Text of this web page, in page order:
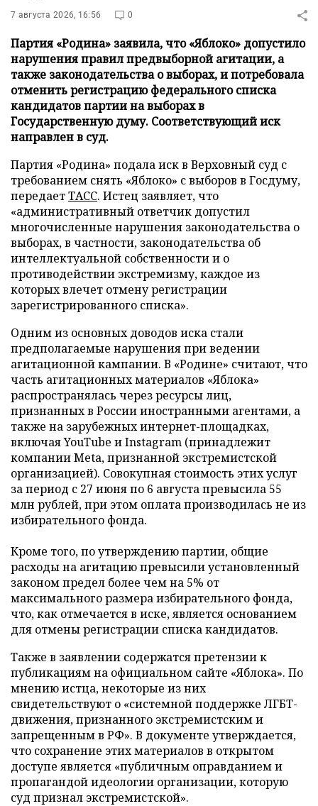
7 августа 2026, 16:56 0
Партия «Родина» заявила, что «Яблоко» допустило
нарушения правил предвыборной агитации, а
также законодательства о выборах, и потребовала
отменить регистрацию федерального списка
кандидатов партии на выборах в
Государственную думу. Соответствующий иск
направлен в суд.
Партия «Родина» подала иск в Верховный суд с
требованием снять «Яблоко» с выборов в Госдуму,
передаетТАСС. Истец заявляет, что
«административный ответчик допустил
многочисленные нарушения законодательства о
выборах, в частности, законодательства об
интеллектуальной собственности и о
противодействии экстремизму, каждое из
которых влечет отмену регистрации
зарегистрированного списка».
Одним из основных доводов иска стали
предполагаемые нарушения при ведении
агитационной кампании. В «Родине» считают, что
часть агитационных материалов «Яблока»
распространялась через ресурсы лиц,
признанных в России иностранными агентами, а
также на зарубежных интернет-площадках,
включая YouTube и Instagram (принадлежит
компании Meta, признанной экстремистской
организацией). Совокупная стоимость этих услуг
за период с 27 июня по 6 августа превысила 55
млн рублей, при этом оплата производилась не из
избирательного фонда.
Кроме того, по утверждению партии, общие
расходы на агитацию превысили установленный
законом предел более чем на 5% от
максимального размера избирательного фонда,
что, как отмечается в иске, является основанием
для отмены регистрации списка кандидатов.
Также в заявлении содержатся претензии к
публикациям на официальном сайте «Яблока». По
мнению истца, некоторые из них
свидетельствуют о «системной поддержке ЛГБТ-
движения, признанного экстремистским и
запрещенным в РФ». В документе утверждается,
что сохранение этих материалов в открытом
доступе является «публичным оправданием и
пропагандой идеологии организации, которую
суд признал экстремистской».